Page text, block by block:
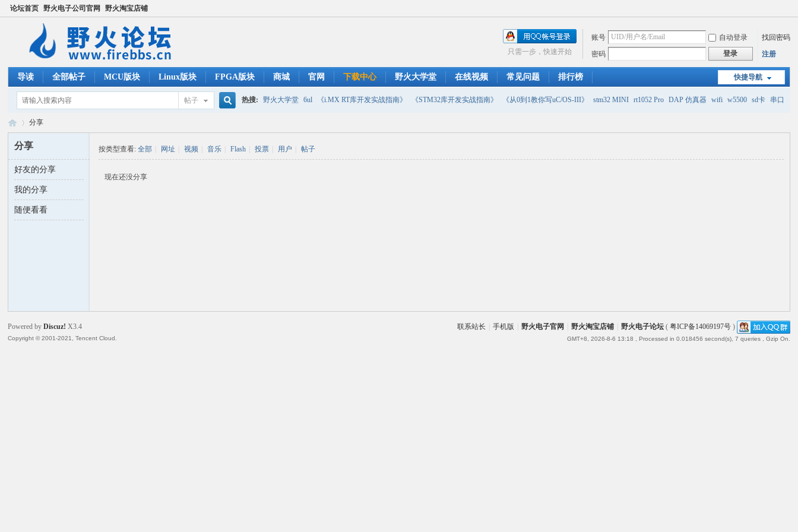
论坛首页 野火电子公司官网 野火淘宝店铺
账号 自动登录
找回密码
密码
登录 注册
只需一步，快速开始
快捷导航
导读 全部帖子 MCU版块 Linux版块 FPGA版块 商城 官网 下载中心 野火大学堂 在线视频 常见问题 排行榜
帖子 热搜: 野火大学堂 6ul 《i.MX RT库开发实战指南》 《STM32库开发实战指南》 《从0到1教你写uC/OS-III》 stm32 MINI rt1052 Pro DAP 仿真器 wifi w5500 sd卡 串口
野 ›
分享
分享
好友的分享
我的分享
随便看看
按类型查看:全部 网址 视频 音乐 Flash 投票 用户 帖子
现在还没分享
联系站长 手机版 野火电子官网 野火淘宝店铺 野火电子论坛( 粤ICP备14069197号)
GMT+8, 2026-8-6 13:18 , Processed in 0.018456 second(s), 7 queries , Gzip On.
Powered byDiscuz! X3.4
Copyright © 2001-2021, Tencent Cloud.